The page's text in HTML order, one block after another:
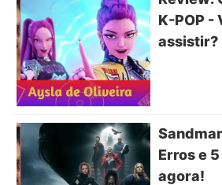
K-POP -
assistir?
Erros e
agora!